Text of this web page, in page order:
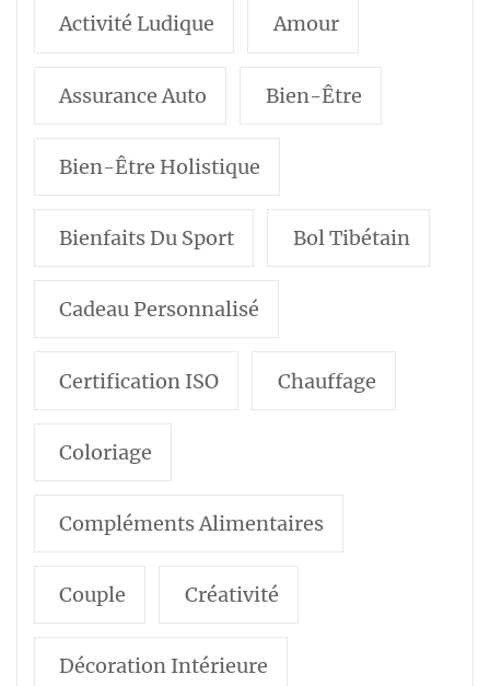
Activité Ludique Amour
Assurance Auto Bien-Être
Bien-Être Holistique
Bienfaits Du Sport Bol Tibétain
Cadeau Personnalisé
Certification ISO Chauffage
Coloriage
Compléments Alimentaires
Couple Créativité
Décoration Intérieure